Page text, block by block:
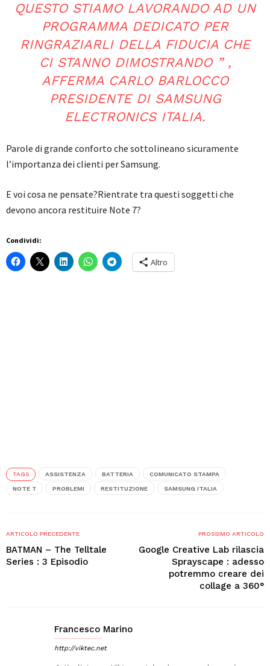
QUESTO STIAMO LAVORANDO AD UN
PROGRAMMA DEDICATO PER
RINGRAZIARLI DELLA FIDUCIA CHE
CI STANNO DIMOSTRANDO ” ,
AFFERMA CARLO BARLOCCO
PRESIDENTE DI SAMSUNG
ELECTRONICS ITALIA.
Parole di grande conforto che sottolineano sicuramente
l’importanza dei clienti per Samsung.
E voi cosa ne pensate?Rientrate tra questi soggetti che
devono ancora restituire Note 7?
Condividi:
Altro
TAGS ASSISTENZA BATTERIA COMUNICATO STAMPA
NOTE 7 PROBLEMI RESTITUZIONE SAMSUNG ITALIA
ARTICOLO PRECEDENTE
BATMAN – The Telltale
Series : 3 Episodio
PROSSIMO ARTICOLO
Google Creative Lab rilascia
Sprayscape : adesso
potremmo creare dei
collage a 360°
Francesco Marino
http://viktec.net